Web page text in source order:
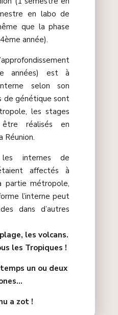
en labo de
que la phase
année).
années) est à
selon son
de génétique sont
les stages
réalisés en
Réunion.
les internes de
affectés à
partie métropole,
l’interne peut
dans d’autres
les volcans.
les Tropiques !
un ou deux
a zot !